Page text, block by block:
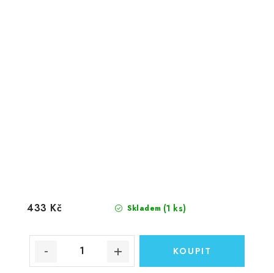
Skladem (1 ks)
433 Kč